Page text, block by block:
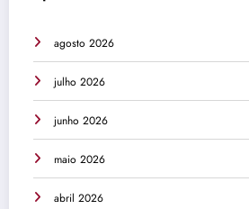
agosto 2026
julho 2026
junho 2026
maio 2026
abril 2026